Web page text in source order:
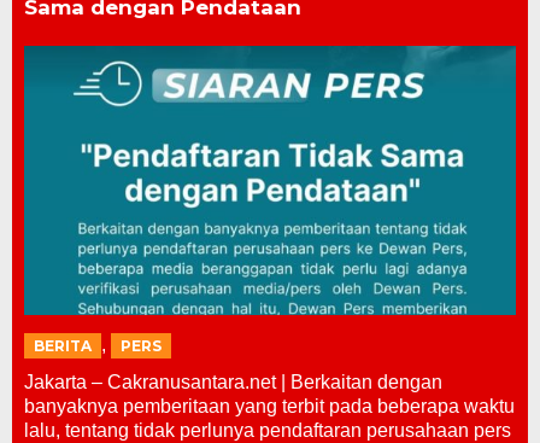
Sama dengan Pendataan
BERITA , PERS
Jakarta – Cakranusantara.net | Berkaitan dengan
banyaknya pemberitaan yang terbit pada beberapa waktu
lalu, tentang tidak perlunya pendaftaran perusahaan pers